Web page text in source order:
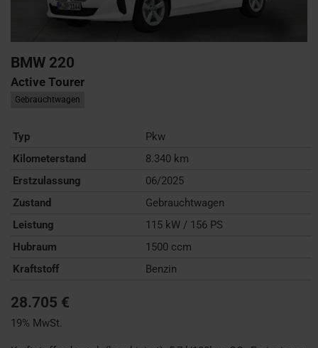
BMW 220
Active Tourer
Gebrauchtwagen
Typ
Pkw
Kilometerstand
8.340 km
Erstzulassung
06/2025
Zustand
Gebrauchtwagen
Leistung
115 kW / 156 PS
Hubraum
1500 ccm
Kraftstoff
Benzin
28.705 €
19% MwSt.